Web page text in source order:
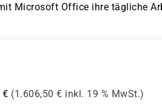
Microsoft Office ihre tägliche
€ (1.606,50 € inkl. 19 % MwSt.)